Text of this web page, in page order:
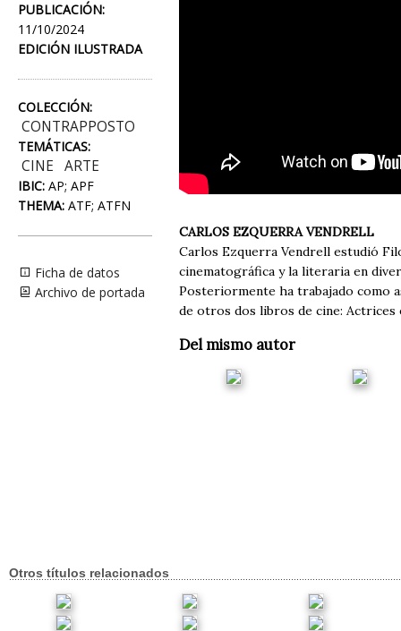
PUBLICACIÓN:
11/10/2024
EDICIÓN ILUSTRADA
COLECCIÓN:
CONTRAPPOSTO
TEMÁTICAS:
CINE ARTE
IBIC: AP; APF
THEMA: ATF; ATFN
Ficha de datos
Archivo de portada
CARLOS EZQUERRA VENDRELL
Carlos Ezquerra Vendrell estudió
cinematográfica y la literaria en
Posteriormente ha trabajado como
de otros dos libros de cine: Actrices
Del mismo autor
Otros títulos relacionados